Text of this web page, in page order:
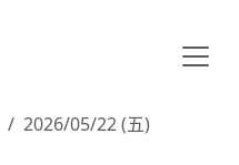
2026/05/22 (五)